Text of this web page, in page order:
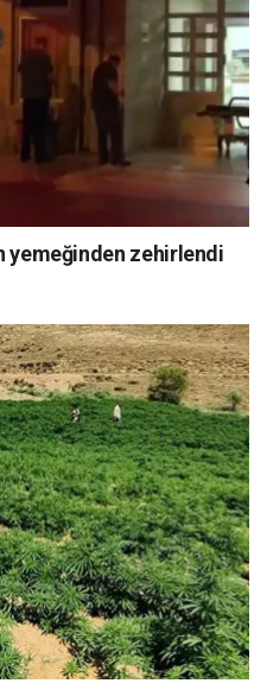
yemeğinden zehirlendi